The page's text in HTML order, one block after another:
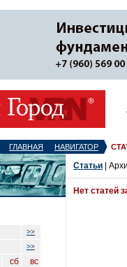
ГЛАВНАЯ НАВИГАТОР
>>
>>
сб
вс
Статьи |
Нет статей